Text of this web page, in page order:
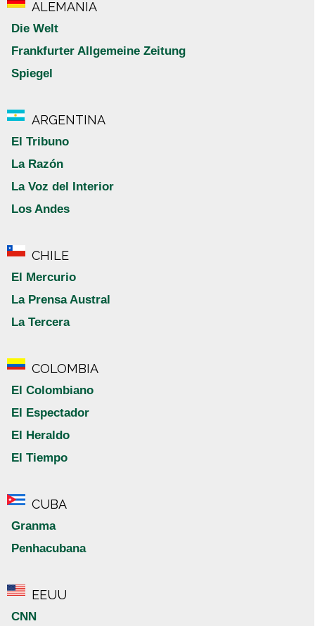
ALEMANIA
Die Welt
Frankfurter Allgemeine Zeitung
Spiegel
ARGENTINA
El Tribuno
La Razón
La Voz del Interior
Los Andes
CHILE
El Mercurio
La Prensa Austral
La Tercera
COLOMBIA
El Colombiano
El Espectador
El Heraldo
El Tiempo
CUBA
Granma
Penhacubana
EEUU
CNN